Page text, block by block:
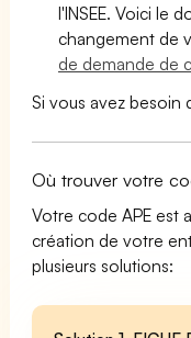
l'INSEE. Voici le
changement de
de demande de
Si vous avez besoin
Où trouver votre
Votre code APE est
création de votre
plusieurs solutions: